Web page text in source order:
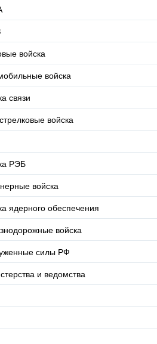
войска
войска
связи
войска
РЭБ
войска
ядерного обеспечения
войска
силы РФ
и ведомства